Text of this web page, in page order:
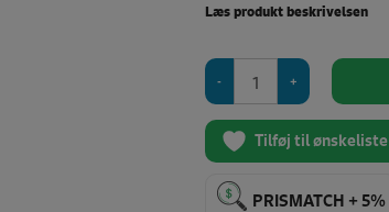
Læs produkt beskrivelsen
strygefolie
(sommerfugle
i
guld)
antal
Tilføj til ønskeliste
PRISMATCH + 5%